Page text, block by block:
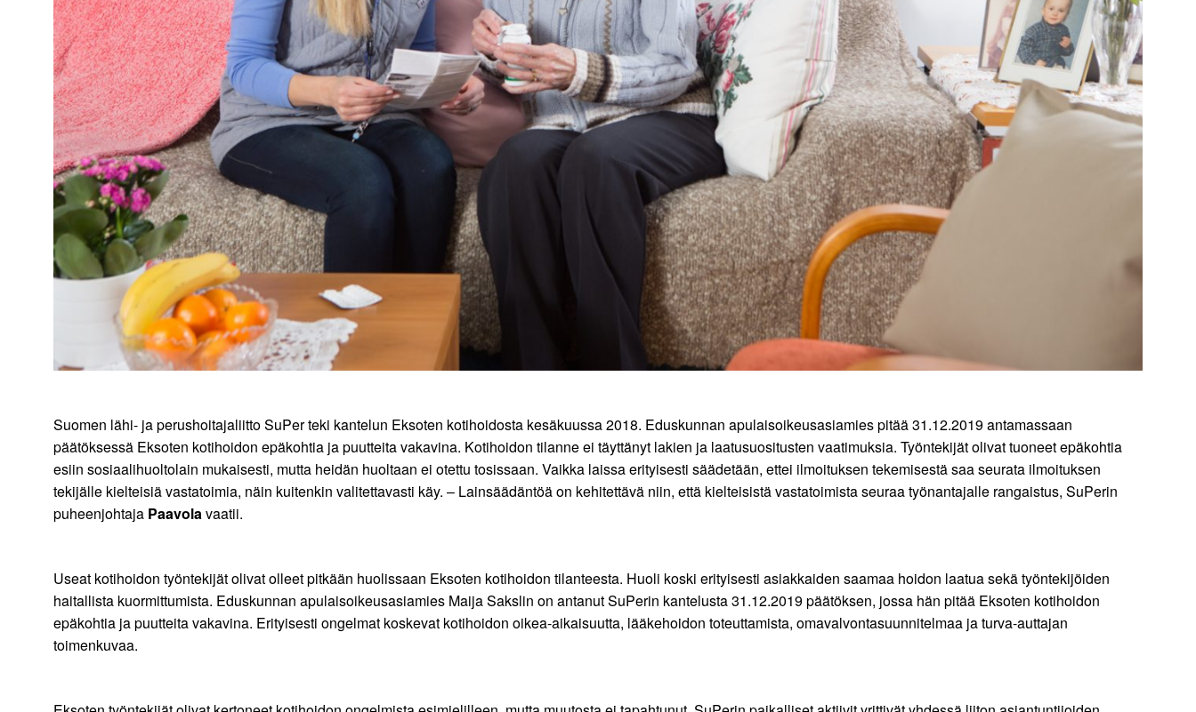
Suomen lähi- ja perushoitajaliitto SuPer teki kantelun Eksoten kotihoidosta kesäkuussa 2018. Eduskunnan apulaisoikeusasiamies pitää 31.12.2019 antamassaan
päätöksessä Eksoten kotihoidon epäkohtia ja puutteita vakavina. Kotihoidon tilanne ei täyttänyt lakien ja laatusuositusten vaatimuksia. Työntekijät olivat tuoneet epäkohtia
esiin sosiaalihuoltolain mukaisesti, mutta heidän huoltaan ei otettu tosissaan. Vaikka laissa erityisesti säädetään, ettei ilmoituksen tekemisestä saa seurata ilmoituksen
tekijälle kielteisiä vastatoimia, näin kuitenkin valitettavasti käy. – Lainsäädäntöä on kehitettävä niin, että kielteisistä vastatoimista seuraa työnantajalle rangaistus, SuPerin
puheenjohtaja Paavolavaatii.
Useat kotihoidon työntekijät olivat olleet pitkään huolissaan Eksoten kotihoidon tilanteesta. Huoli koski erityisesti asiakkaiden saamaa hoidon laatua sekä työntekijöiden
haitallista kuormittumista. Eduskunnan apulaisoikeusasiamies Maija Sakslin on antanut SuPerin kantelusta 31.12.2019 päätöksen, jossa hän pitää Eksoten kotihoidon
epäkohtia ja puutteita vakavina. Erityisesti ongelmat koskevat kotihoidon oikea-aikaisuutta, lääkehoidon toteuttamista, omavalvontasuunnitelmaa ja turva-auttajan
toimenkuvaa.